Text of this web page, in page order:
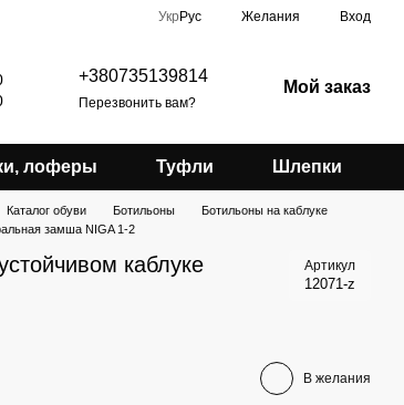
Укр Рус Желания Вход
+380735139814
Перезвонить вам?
Мой заказ
лоферы Туфли Шлепки
Каталог обуви Ботильоны
Ботильоны на каблуке
замша NIGA 1-2
каблуке
Артикул
12071-z
В желания